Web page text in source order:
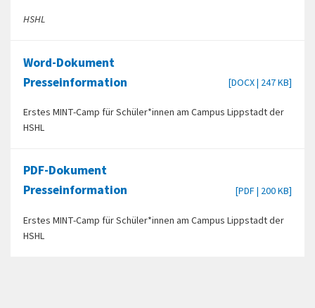
HSHL
Word-Dokument
Presseinformation
[DOCX | 247 KB]
Erstes MINT-Camp für Schüler*innen am Campus Lippstadt der
HSHL
PDF-Dokument
Presseinformation
[PDF | 200 KB]
Erstes MINT-Camp für Schüler*innen am Campus Lippstadt der
HSHL